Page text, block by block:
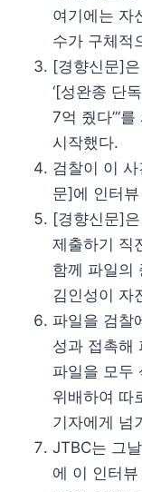
여기에는 자
수가 구체적
[경향신문]
‘[성완종 단
7억 줬다”‘
시작했다.
검찰이 이
문]에 인터
[경향신문]
제출하기 직
함께 파일의
김인성이 자
파일을 검찰
성과 접촉해
파일을 모두
위배하여 따
기자에게 넘
JTBC는 그
에 이 인터